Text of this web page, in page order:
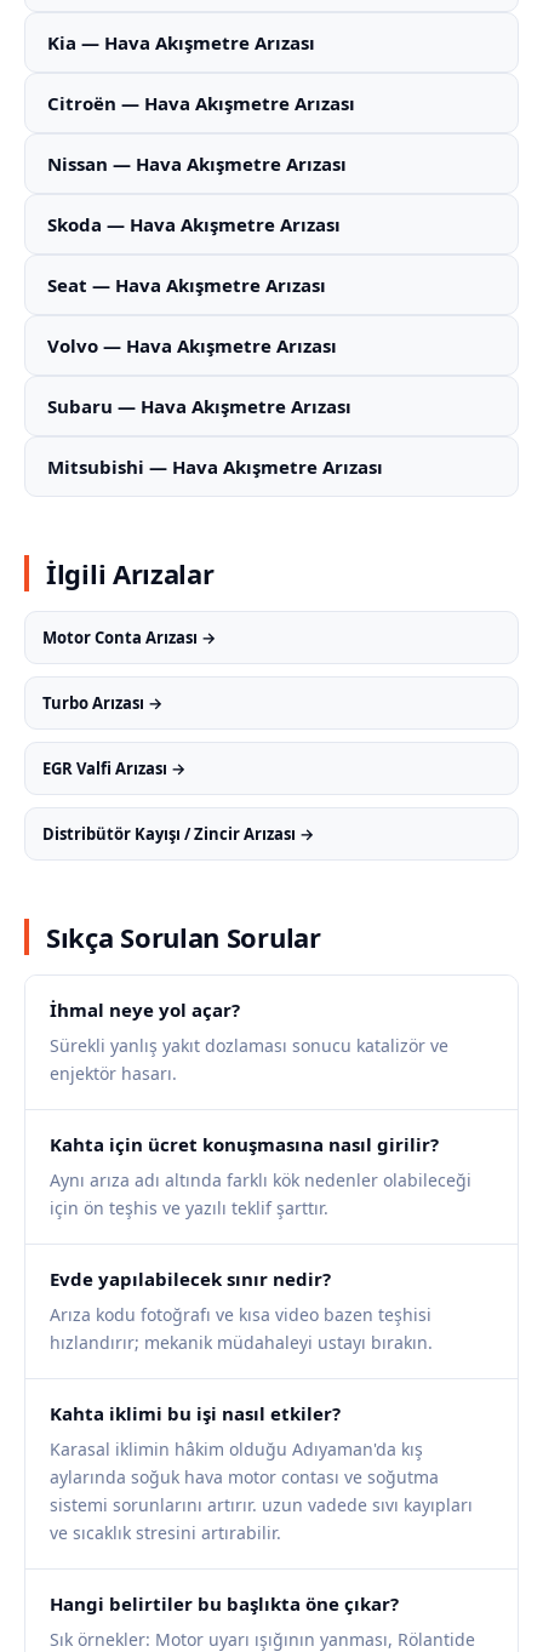
Kia — Hava Akışmetre Arızası
Citroën — Hava Akışmetre Arızası
Nissan — Hava Akışmetre Arızası
Skoda — Hava Akışmetre Arızası
Seat — Hava Akışmetre Arızası
Volvo — Hava Akışmetre Arızası
Subaru — Hava Akışmetre Arızası
Mitsubishi — Hava Akışmetre Arızası
İlgili Arızalar
Motor Conta Arızası →
Turbo Arızası →
EGR Valfi Arızası →
Distribütör Kayışı / Zincir Arızası →
Sıkça Sorulan Sorular
İhmal neye yol açar?
Sürekli yanlış yakıt dozlaması sonucu katalizör ve
enjektör hasarı.
Kahta için ücret konuşmasına nasıl girilir?
Aynı arıza adı altında farklı kök nedenler olabileceği
için ön teşhis ve yazılı teklif şarttır.
Evde yapılabilecek sınır nedir?
Arıza kodu fotoğrafı ve kısa video bazen teşhisi
hızlandırır; mekanik müdahaleyi ustayı bırakın.
Kahta iklimi bu işi nasıl etkiler?
Karasal iklimin hâkim olduğu Adıyaman'da kış
aylarında soğuk hava motor contası ve soğutma
sistemi sorunlarını artırır. uzun vadede sıvı kayıpları
ve sıcaklık stresini artırabilir.
Hangi belirtiler bu başlıkta öne çıkar?
Sık örnekler: Motor uyarı ışığının yanması, Rölantide